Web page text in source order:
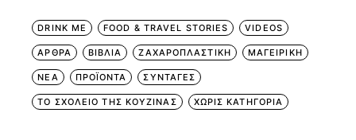
DRINK ME FOOD & TRAVEL STORIES VIDEOS
ΑΡΘΡΑ ΒΙΒΛΙΑ ΖΑΧΑΡΟΠΛΑΣΤΙΚΗ ΜΑΓΕΙΡΙΚΗ
ΝΕΑ ΠΡΟΪΟΝΤΑ ΣΥΝΤΑΓΕΣ
ΤΟ ΣΧΟΛΕΙΟ ΤΗΣ ΚΟΥΖΙΝΑΣ ΧΩΡΊΣ ΚΑΤΗΓΟΡΊΑ